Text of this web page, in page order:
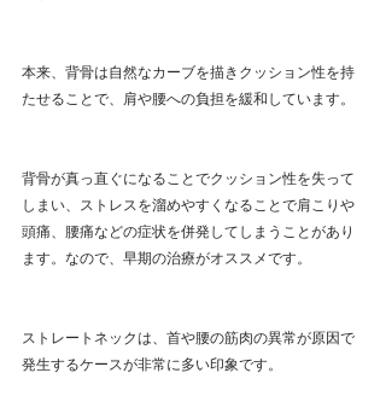
本来、背骨は自然なカーブを描きクッション性を持
たせることで、肩や腰への負担を緩和しています。
背骨が真っ直ぐになることでクッション性を失って
しまい、ストレスを溜めやすくなることで肩こりや
頭痛、腰痛などの症状を併発してしまうことがあり
ます。なので、早期の治療がオススメです。
ストレートネックは、首や腰の筋肉の異常が原因で
発生するケースが非常に多い印象です。